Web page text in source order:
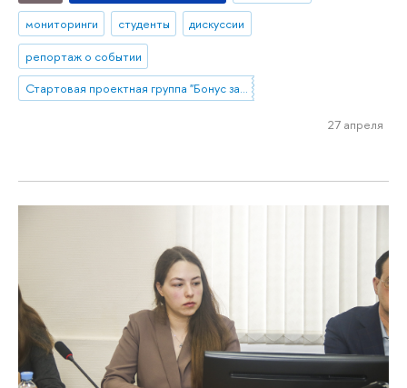
мониторинги
студенты
дискуссии
репортаж о событии
Стартовая проектная группа "Бонус за миграцию? Влияние опыта внутристрановой миграции на разные аспекты качества жизни мигрантов"
27 апреля